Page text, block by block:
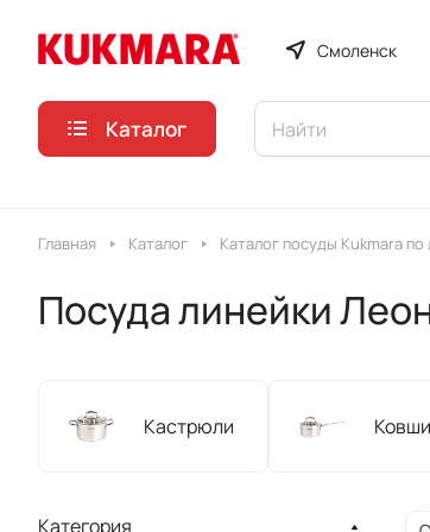
Смоленск
Каталог
Главная Каталог Каталог посуды Kukmara по
Посуда линейки
Кастрюли Ковши
Категория